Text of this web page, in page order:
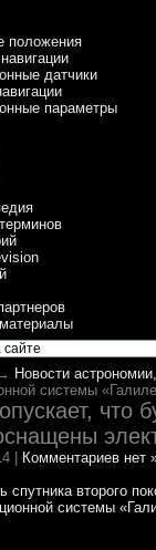
положения
датчики
параметры
Новости
системы
что
|
Комментариев нет